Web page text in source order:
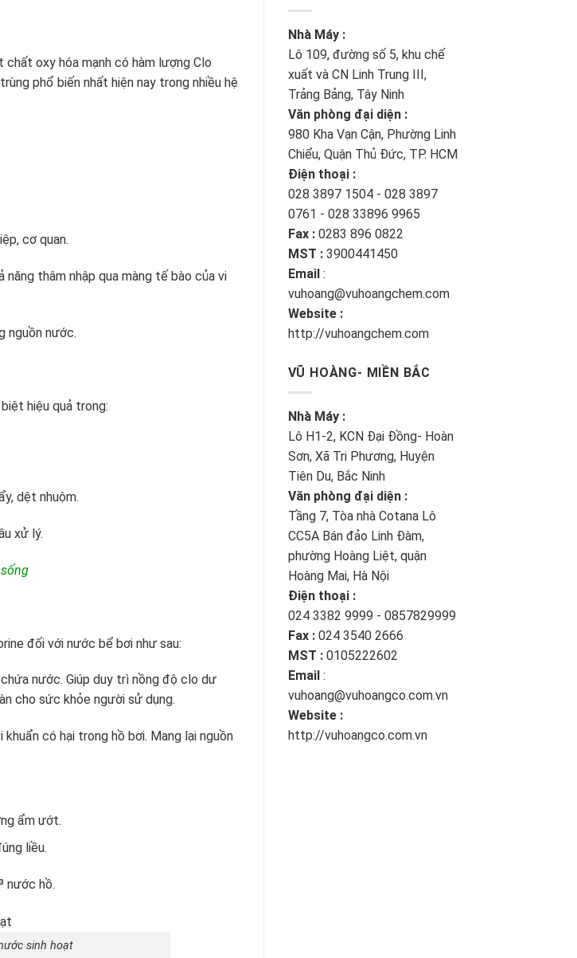
chất oxy hóa mạnh có hàm lượng Clo
phổ biến nhất hiện nay trong nhiều hệ
cơ quan.
thâm nhập qua màng tế bào của vi
nguồn nước.
hiệu quả trong:
dệt nhuộm.
xử lý.
đối với nước bể bơi như sau:
nước. Giúp duy trì nồng độ clo dư
cho sức khỏe người sử dụng.
có hại trong hồ bơi. Mang lại nguồn
ẩm ướt.
liều.
nước hồ.
sinh hoạt
Nhà Máy :
Lô 109, đường số 5, khu chế
xuất và CN Linh Trung III,
Trảng Bảng, Tây Ninh
Văn phòng đại diện :
980 Kha Vạn Cận, Phường Linh
Chiểu, Quận Thủ Đức, TP. HCM
Điện thoại :
028 3897 1504 - 028 3897
0761 - 028 33896 9965
Fax : 0283 896 0822
MST : 3900441450
Email :
vuhoang@vuhoangchem.com
Website :
http://vuhoangchem.com
VŨ HOÀNG- MIỀN BẮC
Nhà Máy :
Lô H1-2, KCN Đại Đồng- Hoàn
Sơn, Xã Tri Phương, Huyện
Tiên Du, Bắc Ninh
Văn phòng đại diện :
Tầng 7, Tòa nhà Cotana Lô
CC5A Bán đảo Linh Đàm,
phường Hoàng Liệt, quận
Hoàng Mai, Hà Nội
Điện thoại :
024 3382 9999 - 0857829999
Fax : 024 3540 2666
MST : 0105222602
Email :
vuhoang@vuhoangco.com.vn
Website :
http://vuhoangco.com.vn